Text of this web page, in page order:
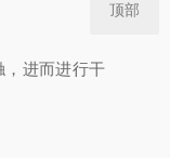
，进而进行干
顶部